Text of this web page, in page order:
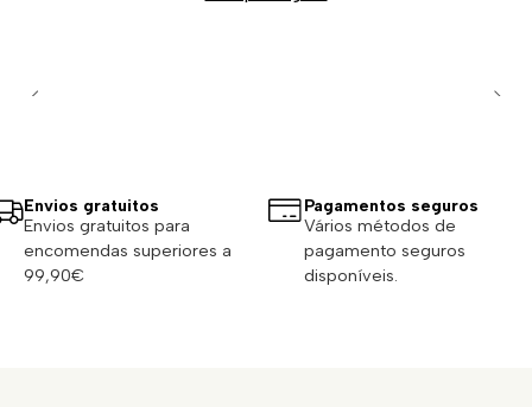
Envios gratuitos
Envios gratuitos para
encomendas superiores a
99,90€
Pagamentos seguros
Vários métodos de
pagamento seguros
disponíveis.